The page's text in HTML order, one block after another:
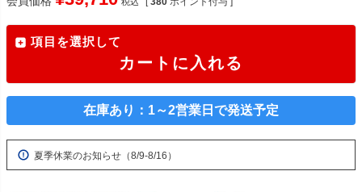
項目を選択して
カートに入れる
在庫あり：1～2営業日で発送予定
夏季休業のお知らせ（8/9-8/16）